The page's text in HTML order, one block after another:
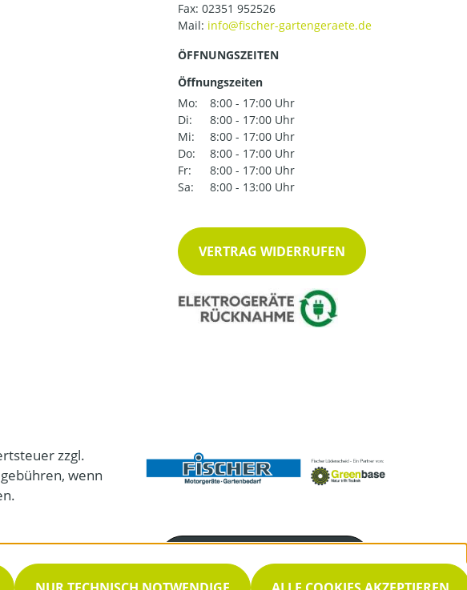
Fax: 02351 952526
Mail:
ÖFFNUNGSZEITEN
Öffnungszeiten
Mo:
8:00 - 17:00 Uhr
Di:
8:00 - 17:00 Uhr
Mi:
8:00 - 17:00 Uhr
Do:
8:00 - 17:00 Uhr
Fr:
8:00 - 17:00 Uhr
Sa:
8:00 - 13:00 Uhr
VERTRAG WIDERRUFEN
zzgl.
wenn
02351 952525